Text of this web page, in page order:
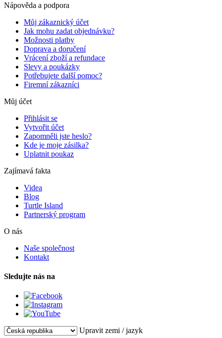
Nápověda a podpora
Můj zákaznický účet
Jak mohu zadat objednávku?
Možnosti platby
Doprava a doručení
Vrácení zboží a refundace
Slevy a poukázky
Potřebujete další pomoc?
Firemní zákazníci
Můj účet
Přihlásit se
Vytvořit účet
Zapomněli jste heslo?
Kde je moje zásilka?
Uplatnit poukaz
Zajímavá fakta
Videa
Blog
Turtle Island
Partnerský program
O nás
Naše společnost
Kontakt
Sledujte nás na
Upravit zemi / jazyk